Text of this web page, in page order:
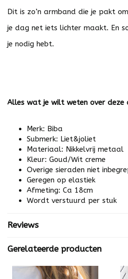
Dit is zo’n armband die je pakt
je dag net iets lichter maakt. En
je nodig hebt.
Alles wat je wilt weten over deze
Merk: Biba
Submerk: Liet&joliet
Materiaal: Nikkelvrij metaal
Kleur: Goud/Wit creme
Overige sieraden niet
Geregen op elastiek
Afmeting: Ca 18cm
Wordt verstuurd per stuk
Reviews
Gerelateerde producten